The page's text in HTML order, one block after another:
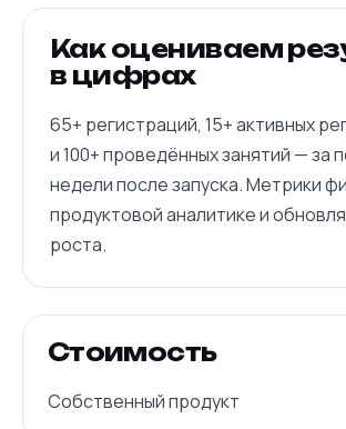
Как оцениваем
в цифрах
65+ регистраций, 15+ активных
и 100+ проведённых занятий — за
недели после запуска. Метрики
продуктовой аналитике и
роста.
Стоимость
Собственный продукт